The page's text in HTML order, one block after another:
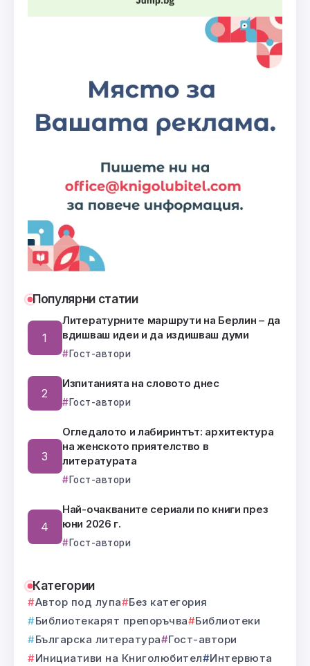
Популярни статии
Литературните маршрути на Берлин – да
вдишваш идеи и да издишваш думи
Гост-автори
Изпитанията на словото днес
Гост-автори
Огледалото и лабиринтът: архитектура
на женското приятелство в
литературата
Гост-автори
Най-очакваните сериали по книги през
юни 2026 г.
Гост-автори
Категории
Автор под лупа
Без категория
Библиотекарят препоръчва
Библиотеки
Българска литература
Гост-автори
Инициативи на Книголюбител
Интервюта